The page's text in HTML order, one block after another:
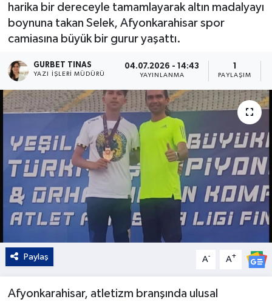
harika bir dereceyle tamamlayarak altın madalyayı
boynuna takan Selek, Afyonkarahisar spor
camiasına büyük bir gurur yaşattı.
GURBET TINAS
YAZI İŞLERI MÜDÜRÜ
04.07.2026 - 14:43
YAYINLANMA PAYLAŞIM
Paylaş A- A+
Afyonkarahisar, atletizm branşında ulusal